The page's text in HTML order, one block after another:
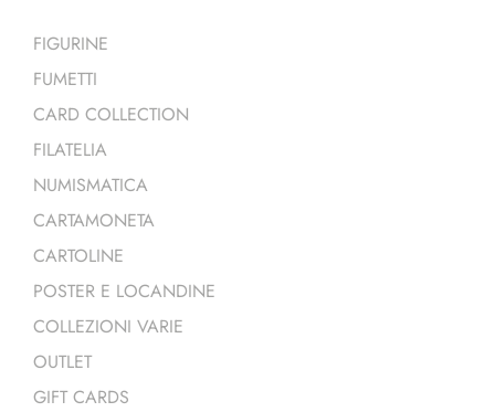
FIGURINE
FUMETTI
CARD COLLECTION
FILATELIA
NUMISMATICA
CARTAMONETA
CARTOLINE
POSTER E LOCANDINE
COLLEZIONI VARIE
OUTLET
GIFT CARDS